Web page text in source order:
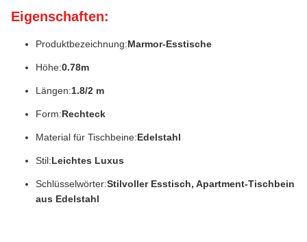
Eigenschaften:
Produktbezeichnung:Marmor-Esstische
Höhe:0.78m
Längen:1.8/2 m
Form:Rechteck
Material für Tischbeine:Edelstahl
Stil:Leichtes Luxus
Schlüsselwörter:Stilvoller Esstisch, Apartment-Tischbein
aus Edelstahl